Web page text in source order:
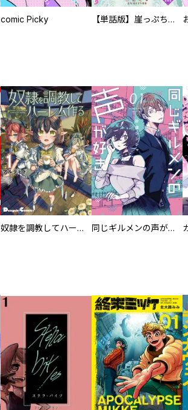
comic Picky 【単話版】崖っぷち令嬢ですが、意地と策略で幸せになります！シリーズ
奴隷を調教してハーレム作る 同じギルメンの声が好き